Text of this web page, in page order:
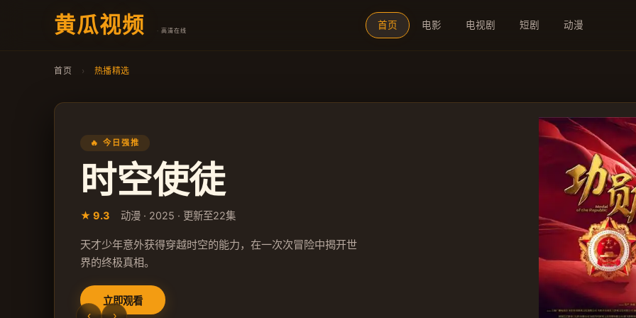
黄瓜视频 · 高清在线 首页 电影 电视剧 短剧 动漫
首页 › 热播精选
🔥 今日强推
时空使徒
★ 9.3 动漫 · 2025 · 更新至22集
天才少年意外获得穿越时空的能力，在一次次冒险中揭开世
界的终极真相。
立即观看
‹ ›